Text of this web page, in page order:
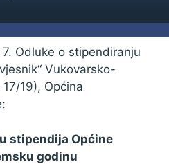
Odluke o stipendiranju
Vukovarsko-
19), Općina
stipendija Općine
godinu